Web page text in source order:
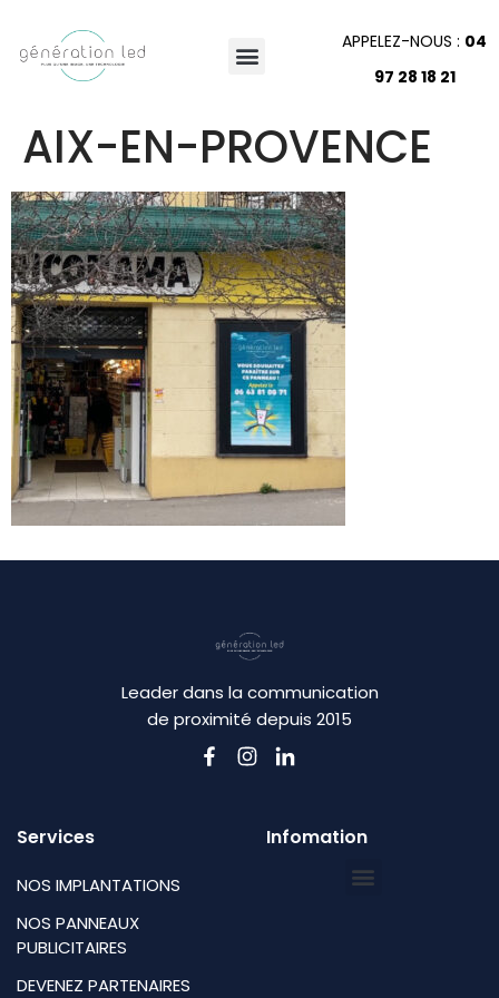
APPELEZ-NOUS : 04
97 28 18 21
AIX-EN-PROVENCE
Leader dans la communication
de proximité depuis 2015
Services
NOS IMPLANTATIONS
NOS PANNEAUX
PUBLICITAIRES
DEVENEZ PARTENAIRES
Infomation